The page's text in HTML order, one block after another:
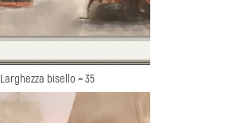
Larghezza bisello = 35